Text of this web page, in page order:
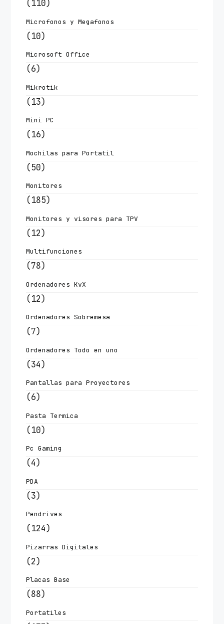
(110)
Microfonos y Megafonos
(10)
Microsoft Office
(6)
Mikrotik
(13)
Mini PC
(16)
Mochilas para Portatil
(50)
Monitores
(185)
Monitores y visores para TPV
(12)
Multifunciones
(78)
Ordenadores KvX
(12)
Ordenadores Sobremesa
(7)
Ordenadores Todo en uno
(34)
Pantallas para Proyectores
(6)
Pasta Termica
(10)
Pc Gaming
(4)
PDA
(3)
Pendrives
(124)
Pizarras Digitales
(2)
Placas Base
(88)
Portatiles